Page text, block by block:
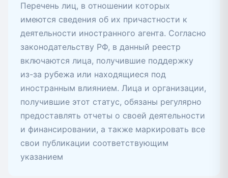
Перечень лиц, в отношении которых
имеются сведения об их причастности к
деятельности иностранного агента. Согласно
законодательству РФ, в данный реестр
включаются лица, получившие поддержку
из-за рубежа или находящиеся под
иностранным влиянием. Лица и организации,
получившие этот статус, обязаны регулярно
предоставлять отчеты о своей деятельности
и финансировании, а также маркировать все
свои публикации соответствующим
указанием